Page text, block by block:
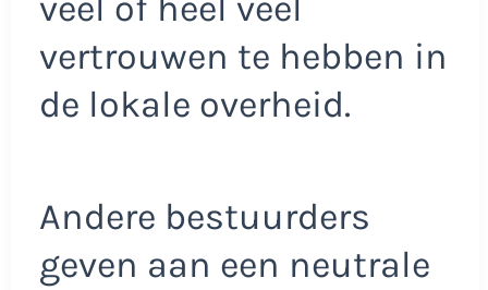
vertrouwen te hebben in
de lokale overheid.
Andere bestuurders
geven aan een neutrale